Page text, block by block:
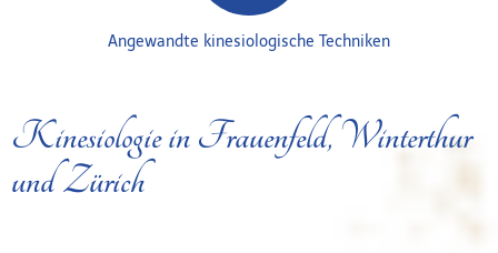
Angewandte kinesiologische Techniken
Kinesiologie in Frauenfeld, Winterthur
und Zürich